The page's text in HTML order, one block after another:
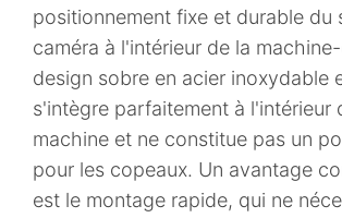
positionnement fixe et durable du
caméra à l'intérieur de la
design sobre en acier inoxydable
s'intègre parfaitement à l'intérieur
machine et ne constitue pas un
pour les copeaux. Un avantage
est le montage rapide, qui ne